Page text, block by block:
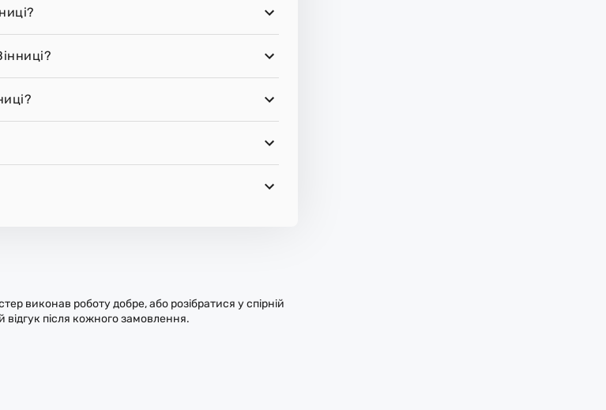
виконав роботу добре, або розібратися у спірній
відгук після кожного замовлення.